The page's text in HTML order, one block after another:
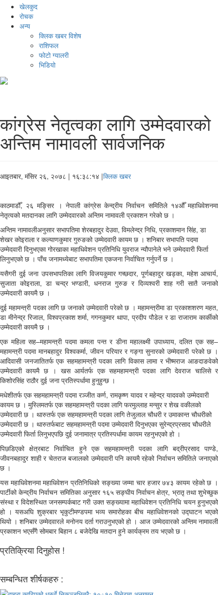
खेलकुद
रोचक
अन्य
क्लिक खबर विशेष
राशिफल
फोटो ग्यालरी
भिडियो
कांग्रेस नेतृत्वका लागि उम्मेदवारको
अन्तिम नामावली सार्वजनिक
आइतबार, मंसिर २६, २०७८ | १६:३८:१४ |क्लिक खबर
काठमाडौँ, २६ मङ्सिर । नेपाली कांग्रेस केन्द्रीय निर्वाचन समितिले १४औँ महाधिवेशनमा
नेतृत्वको मतदानका लागि उम्मेदवारको अन्तिम नामावली प्रकाशन गरेको छ ।
अन्तिम नामावलीअनुसार सभापतिमा शेरबहादुर देउवा, विमलेन्द्र निधि, प्रकाशमान सिंह, डा
शेखर कोइराला र कल्याणकुमार गुरुङको उम्मेदवारी कायम छ । शनिबार सभापति पदमा
उम्मेदवारी दिनुभएका गोरखाका महाधिवेशन प्रतिनिधि युवराज न्यौपानेले भने उम्मेदवारी फिर्ता
लिनुभएको छ । पाँच जनामध्येबाट सभापतिमा एकजना निर्वाचित गर्नुपर्ने छ ।
यसैगरी दुई जना उपसभापतिका लागि विजयकुमार गच्छदार, पूर्णबहादुर खड्का, महेश आचार्य,
सुजाता कोइराला, डा चन्द्र भण्डारी, धनराज गुरुङ र दिव्यश्वरी शाह गरी सातै जनाको
उम्मेदवारी कायमै छ ।
दुई महामन्त्री पदका लागि छ जनाको उम्मेदवारी परेको छ । महामन्त्रीमा डा प्रकाशशरण महत,
डा मीनेन्द्र रिजाल, विश्वप्रकाश शर्मा, गगनकुमार थापा, प्रदीप पौडेल र डा राजाराम कार्कीको
उम्मेदवारी कायमै छ ।
एक महिला सह–महामन्त्री पदमा कमला पन्त र डीना महालक्ष्मी उपाध्याय, दलित एक सह–
महामन्त्री पदमा मानबहादुर विश्वकर्मा, जीवन परियार र गङ्गा सुनारको उम्मेदवारी परेको छ ।
आदिवासी जनजातितर्फ एक सहमहामन्त्री पदका लागि विकास लामा र भीष्मराज आङदाङवेको
उम्मेदवारी कायमै छ । खस आर्यतर्फ एक सहमहामन्त्री पदका लागि देवराज चालिसे र
किशोरसिंह राठौर दुई जना प्रतिस्पर्धामा हुनुहुन्छ ।
मधेशीतर्फ एक सहमहामन्त्री पदमा रञ्जीत कर्ण, रामकृष्ण यादव र महेन्द्र यादवको उम्मेदवारी
कायम छ । मुस्लिमतर्फ एक सहमहामन्त्री पदका लागि फरमुल्लाह मन्सुर र शेख वकीलको
उम्मेदवारी छ । थारुतर्फ एक सहमहामन्त्री पदका लागि तेजुलाल चौधरी र उमाकान्त चौधरीको
उम्मेदवारी छ । थारुतर्फबाट सहमहामन्त्री पदमा उम्मेदवारी दिनुभएका सुरेन्द्रप्रसाद चौधरीले
उम्मेदवारी फिर्ता लिनुभएपछि दुई जनामात्र प्रतिस्पर्धामा कायम रहनुभएको हो ।
पिछडिएको क्षेत्रबाट निर्वाचित हुने एक सहमहामन्त्री पदका लागि बद्रीप्रसाद पाण्डे,
जीवनबहादुर शाही र चेतराज बजालको उम्मेदवारी पनि कायमै रहेको निर्वाचन समितिले जनाएको
छ ।
यस महाधिवेशनमा महाधिवेशन प्रतिनिधिको सङ्ख्या जम्मा चार हजार ७४३ कायम रहेको छ ।
पार्टीको केन्द्रीय निर्वाचन समितिका अनुसार १६५ सङ्घीय निर्वाचन क्षेत्र, भ्रातृ तथा शुभेच्छुक
संस्था र विदेशस्थित जनसम्पर्कबाट गरी उक्त सङ्ख्यामा महाधिवेशन प्रतिनिधि चयन हुनुभएको
हो । यसअघि शुक्रबार भृकुटीमण्डपमा भव्य समारोहका बीच महाधिवेशनको उद्घाटन भएको
थियो । शनिबार उम्मेदवारले मनोनय दर्ता गराउनुभएको हो । आज उम्मेदवारको अन्तिम नामावली
प्रकाशन भएसँगै सोमबार बिहान ८ बजेदेखि मतदान हुने कार्यक्रम तय भएको छ ।
प्रतिक्रिया दिनुहोस !
सम्बन्धित शीर्षकहरु :